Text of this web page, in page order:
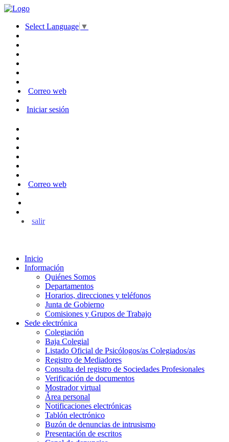
Select Language ▼
Correo web
Iniciar sesión
Correo web
salir
Inicio
Información
Quiénes Somos
Departamentos
Horarios, direcciones y teléfonos
Junta de Gobierno
Comisiones y Grupos de Trabajo
Sede electrónica
Colegiación
Baja Colegial
Listado Oficial de Psicólogos/as Colegiados/as
Registro de Mediadores
Consulta del registro de Sociedades Profesionales
Verificación de documentos
Mostrador virtual
Área personal
Notificaciones electrónicas
Tablón electrónico
Buzón de denuncias de intrusismo
Presentación de escritos